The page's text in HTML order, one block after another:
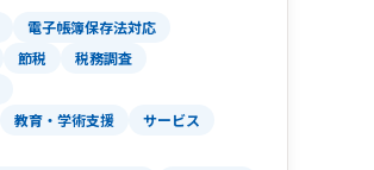
電子帳簿保存法対応
節税
税務調査
教育・学術支援
サービス